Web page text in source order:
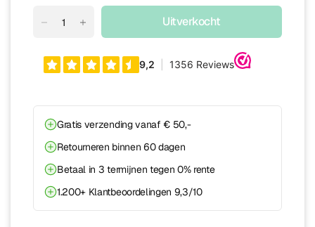
Uitverkocht
Gratis verzending vanaf € 50,-
Retourneren binnen 60 dagen
Betaal in 3 termijnen tegen 0% rente
1.200+ Klantbeoordelingen 9,3/10